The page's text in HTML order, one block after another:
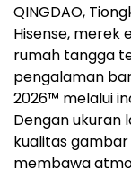
QINGDAO,
Hisense, merek
rumah tangga
pengalaman
2026™ melalui
Dengan ukuran
kualitas gambar
membawa